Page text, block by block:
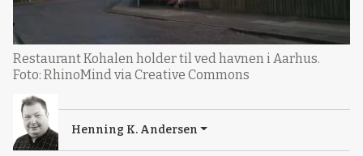
Restaurant Kohalen holder til ved havnen i Aarhus.
Foto: RhinoMind via Creative Commons
Henning K. Andersen